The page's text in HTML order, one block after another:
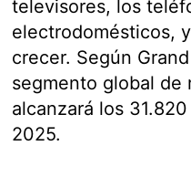
televisores, los
electrodomésticos,
crecer. Según
segmento global de
alcanzará los
2025.